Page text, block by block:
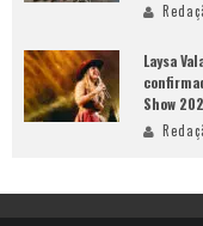
Laysa
Show